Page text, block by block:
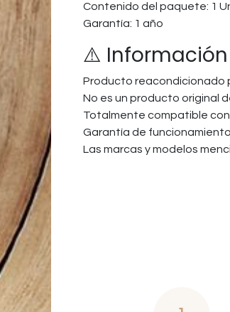
Contenido del paquete: 1
Garantía: 1 año
⚠️
Producto reacondicionado
No es un producto original
Totalmente compatible
Garantía de
Las marcas y modelos